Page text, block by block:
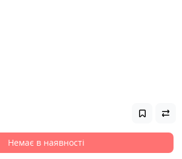
Немає в наявності